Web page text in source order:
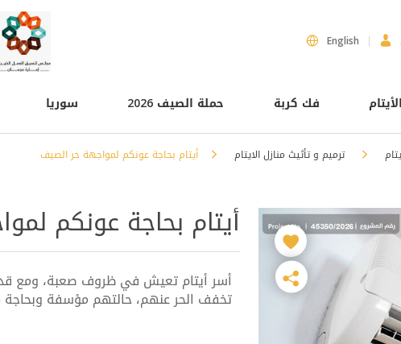
English
فك كربة حملة الصيف 2026 سوريا
ترميم و تأثيث منازل الايتام أيتام بحاجة عونكم لمواجهة حر الصيف
أيتام بحاجة عونكم
أسر أيتام تعيش في ظروف صعبة، ومع
تخفف الحر عنهم، حالتهم مؤسفة